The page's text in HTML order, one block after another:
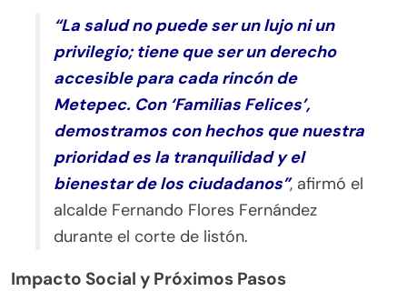
“La salud no puede ser un lujo ni un
privilegio; tiene que ser un derecho
accesible para cada rincón de
Metepec. Con ‘Familias Felices’,
demostramos con hechos que nuestra
prioridad es la tranquilidad y el
bienestar de los ciudadanos”, afirmó el
alcalde Fernando Flores Fernández
durante el corte de listón.
Impacto Social y Próximos Pasos